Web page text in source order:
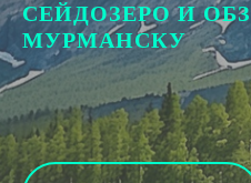
СЕЙДОЗЕРО И
МУРМАНСКУ